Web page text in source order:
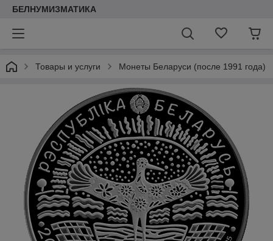
БЕЛНУМИЗМАТИКА
Товары и услуги Монеты Беларуси (после 1991 года)